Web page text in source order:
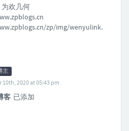
欢几何
zp/img/wenyulink.
主
10th, 2020 at 05:43 pm
客 已添加